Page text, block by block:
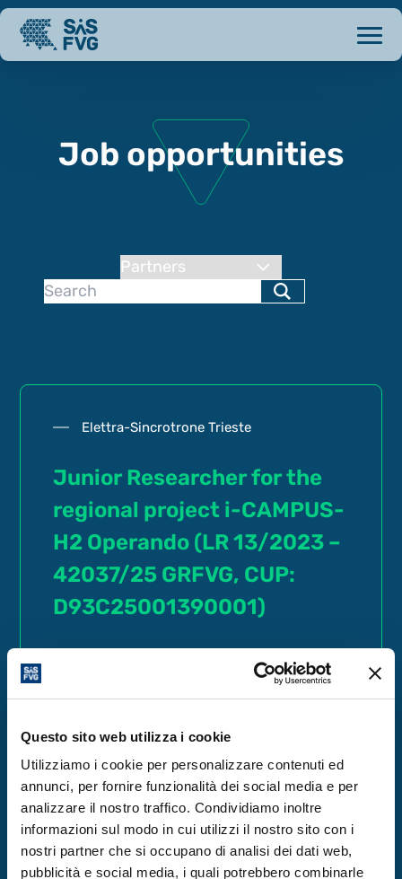
Questo sito web utilizza i cookie
Utilizziamo i cookie per personalizzare contenuti ed
annunci, per fornire funzionalità dei social media e per
analizzare il nostro traffico. Condividiamo inoltre
informazioni sul modo in cui utilizzi il nostro sito con i
nostri partner che si occupano di analisi dei dati web,
pubblicità e social media, i quali potrebbero combinarle
Job opportunities
Elettra-Sincrotrone Trieste
Junior Researcher for the
regional project i-CAMPUS-
H2 Operando (LR 13/2023 –
42037/25 GRFVG, CUP:
D93C25001390001)
Elettra Sincrotrone Trieste is
Junior Researcher for
Operandoon a fixed term contract
More
Expiry: 31 August 2026